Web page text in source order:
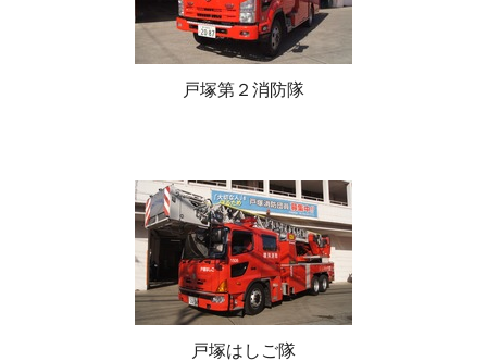
戸塚第２消防隊
戸塚はしご隊